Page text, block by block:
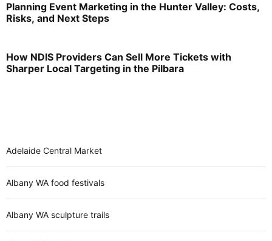
Planning Event Marketing in the Hunter Valley: Costs,
Risks, and Next Steps
How NDIS Providers Can Sell More Tickets with
Sharper Local Targeting in the Pilbara
Adelaide Central Market
Albany WA food festivals
Albany WA sculpture trails